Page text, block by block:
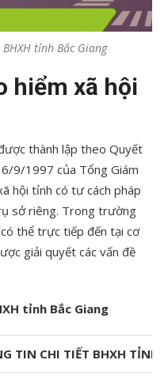
tỉnh Bắc Giang
hiểm xã hội
thành lập theo Quyết
9/1997 của Tổng Giám
hội tỉnh có tư cách pháp
sở riêng. Trong trường
thể trực tiếp đến tại cơ
giải quyết các vấn đề
tỉnh Bắc Giang
TIN CHI TIẾT BHXH TỈNH